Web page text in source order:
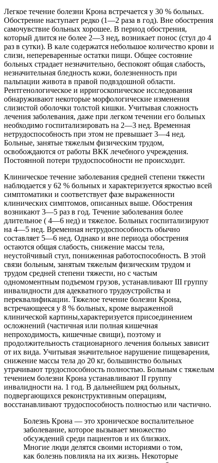
Легкое течение болезни Крона встречается у 30 % больных.
Обострение наступает редко (1—2 раза в год). Вне обострения
самочувствие больных хорошее. В период обострения,
который длится не более 2—3 нед, возникает понос (стул до 4
раз в сутки). В кале содержатся небольшое количество крови и
слизи, непереваренные остатки пищи. Общее состояние
больных страдает незначительно, беспокоят общая слабость,
незначительная бледность кожи, болезненность при
пальпации живота в правой подвздошной области.
Рентгенологическое и ирригоскопическое исследования
обнаруживают некоторые морфологические изменения
слизистой оболочки толстой кишки. Учитывая сложность
лечения заболевания, даже при легком течении его больных
необходимо госпитализировать на 2—3 нед. Временная
нетрудоспособность при этом не превышает 3—4 нед.
Больные, занятые тяжелым физическим трудом,
освобождаются от работы ВКК лечебного учреждения.
Постоянной потери трудоспособности не происходит.
Клиническое течение заболевания средней степени тяжести
наблюдается у 62 % больных и характеризуется яркостью всей
симптоматики и соответствует фазе выраженности
клинических симптомов, описанных выше. Обострения
возникают 3—5 раз в год. Течение заболевания более
длительное ( 4—6 нед) и тяжелое. Больных госпитализируют
на 4—5 нед. Временная нетрудоспособность обычно
составляет 5—6 нед. Однако и вне периода обострения
остаются общая слабость, снижение массы тела,
неустойчивый стул, пониженная работоспособность. В этой
связи больным, занятым тяжелым физическим трудом и
трудом средней степени тяжести, но с частым
одномоментным подъемом грузов, устанавливают III группу
инвалидности для адекватного трудоустройства и
переквалификации. Тяжелое течение болезни Крона,
встречающееся у 8 % больных, кроме выраженной
клинической картины,характеризуется присоединением
осложнений (частичная или полная кишечная
непроходимость, кишечные свищи), поэтому и
продолжительность стационарного лечения больных зависит
от их вида. Учитывая значительное нарушение пищеварения,
снижение массы тела до 20 кг, большинство больных
утрачивают трудоспособность полностью. Больным с тяжелым
течением болезни Крона устанавливают II группу
инвалидности на. 1 год. В дальнейшем ряд больных,
подвергающихся реконструктивным операциям,
восстанавливают трудоспособность полностью или частично.
Болезнь Крона — это хроническое воспалительное
заболевание, которое вызывает множество
обсуждений среди пациентов и их близких.
Многие люди делятся своими историями о том,
как болезнь повлияла на их жизнь. Некоторые